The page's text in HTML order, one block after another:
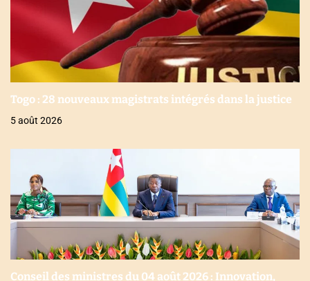
Togo : 28 nouveaux magistrats intégrés dans la justice
5 août 2026
Conseil des ministres du 04 août 2026 : Innovation,